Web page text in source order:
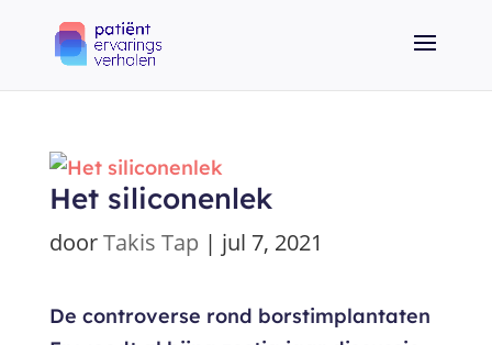
Het siliconenlek
doorTakis Tap | jul 7, 2021
De controverse rond borstimplantaten